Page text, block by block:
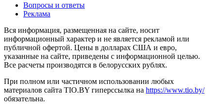
Вопросы и ответы
Реклама
Вся информация, размещенная на сайте, носит
информационный характер и не является рекламой или
публичной офертой. Цены в долларах США и евро,
указанные на сайте, приведены с информационной целью.
Все расчеты производятся в белорусских рублях.
При полном или частичном использовании любых
материалов сайта TIO.BY гиперссылка на https://www.tio.by/
обязательна.